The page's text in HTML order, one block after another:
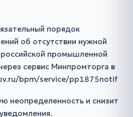
порядок
об отсутствии нужной
промышленной
сервис Минпромторга в
bpm/service/pp1875notif
неопределенность и снизит